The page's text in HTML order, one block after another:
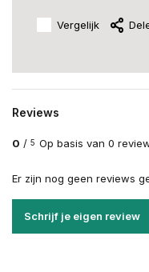
Vergelijk
Reviews
0 / 5 Op basis van 0
Er zijn nog geen reviews
Schrijf je eigen review